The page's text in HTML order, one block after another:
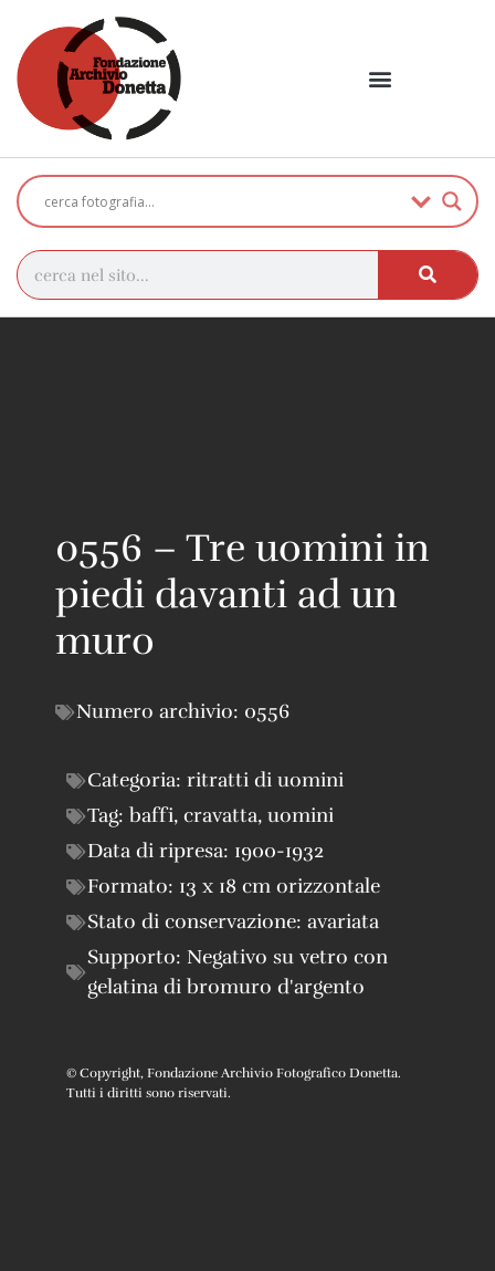
0556 – Tre uomini in
piedi davanti ad un
muro
Numero archivio: 0556
Categoria: ritratti di uomini
Tag: baffi, cravatta, uomini
Data di ripresa: 1900-1932
Formato: 13 x 18 cm orizzontale
Stato di conservazione: avariata
Supporto: Negativo su vetro con
gelatina di bromuro d'argento
© Copyright, Fondazione Archivio Fotografico Donetta.
Tutti i diritti sono riservati.